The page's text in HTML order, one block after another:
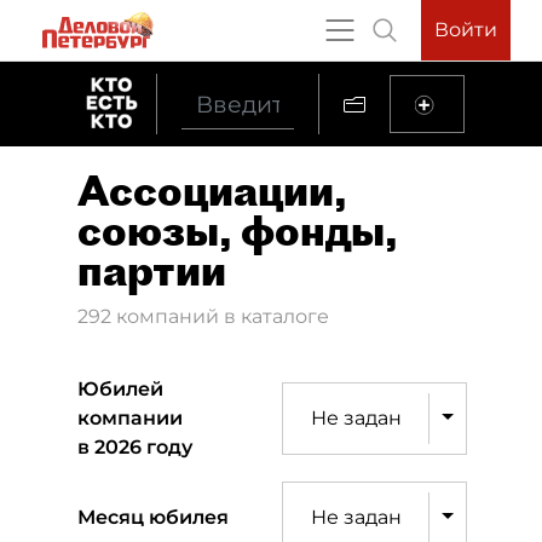
Войти
Ассоциации,
союзы, фонды,
партии
292 компаний в каталоге
Юбилей
компании
в 2026 году
Не задан
Месяц юбилея Не задан